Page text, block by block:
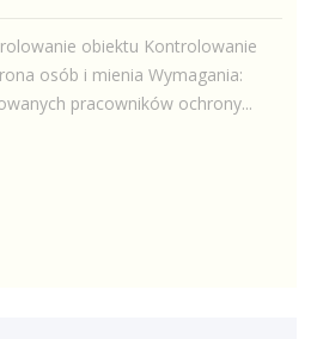
obiektu Kontrolowanie
osób i mienia Wymagania:
pracowników ochrony...